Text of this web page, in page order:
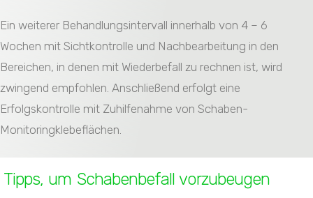
Ein weiterer Behandlungsintervall innerhalb von 4 – 6
Wochen mit Sichtkontrolle und Nachbearbeitung in den
Bereichen, in denen mit Wiederbefall zu rechnen ist, wird
zwingend empfohlen. Anschließend erfolgt eine
Erfolgskontrolle mit Zuhilfenahme von Schaben-
Monitoringklebeflächen.
Tipps, um Schabenbefall vorzubeugen